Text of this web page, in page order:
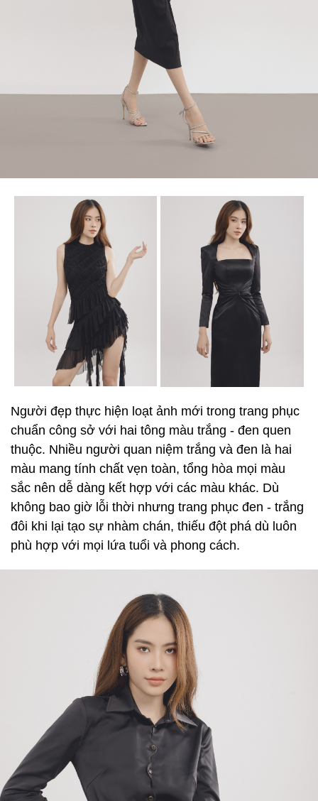
Người đẹp thực hiện loạt ảnh mới trong trang phục
chuẩn công sở với hai tông màu trắng - đen quen
thuộc. Nhiều người quan niệm trắng và đen là hai
màu mang tính chất vẹn toàn, tổng hòa mọi màu
sắc nên dễ dàng kết hợp với các màu khác. Dù
không bao giờ lỗi thời nhưng trang phục đen - trắng
đôi khi lại tạo sự nhàm chán, thiếu đột phá dù luôn
phù hợp với mọi lứa tuổi và phong cách.